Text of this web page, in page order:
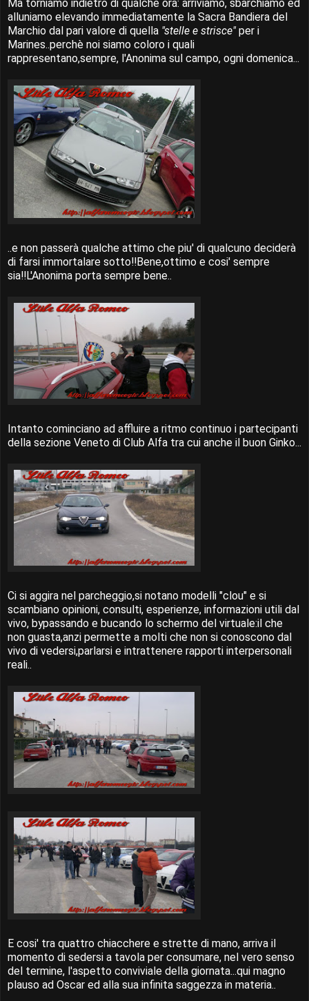
Ma torniamo indietro di qualche ora: arriviamo, sbarchiamo ed
alluniamo elevando immediatamente la Sacra Bandiera del
Marchio dal pari valore di quella "stelle e strisce"per i
Marines..perchè noi siamo coloro i quali
rappresentano,sempre, l'Anonima sul campo, ogni domenica...
..e non passerà qualche attimo che piu' di qualcuno deciderà
di farsi immortalare sotto!!Bene,ottimo e cosi' sempre
sia!!L'Anonima porta sempre bene..
Intanto cominciano ad affluire a ritmo continuo i partecipanti
della sezione Veneto di Club Alfa tra cui anche il buon Ginko...
Ci si aggira nel parcheggio,si notano modelli "clou" e si
scambiano opinioni, consulti, esperienze, informazioni utili dal
vivo, bypassando e bucando lo schermo del virtuale:il che
non guasta,anzi permette a molti che non si conoscono dal
vivo di vedersi,parlarsi e intrattenere rapporti interpersonali
reali..
E cosi' tra quattro chiacchere e strette di mano, arriva il
momento di sedersi a tavola per consumare, nel vero senso
del termine, l'aspetto conviviale della giornata...qui magno
plauso ad Oscar ed alla sua infinita saggezza in materia..